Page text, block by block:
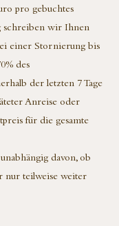
pro gebuchtes
schreiben wir Ihnen
einer Stornierung bis
des
der letzten 7 Tage
Anreise oder
für die gesamte
davon, ob
teilweise weiter